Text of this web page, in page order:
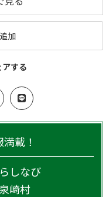
加
する
載！
しなび
崎村